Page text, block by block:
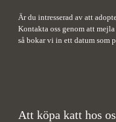
Är du intresserad av att
Kontakta oss genom att
så bokar vi in ett datum som
Att köpa katt hos